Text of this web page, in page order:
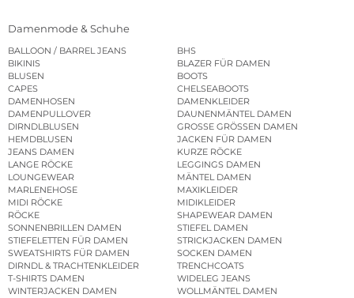
Damenmode & Schuhe
BALLOON / BARREL JEANS
BHS
BIKINIS
BLAZER FÜR DAMEN
BLUSEN
BOOTS
CAPES
CHELSEABOOTS
DAMENHOSEN
DAMENKLEIDER
DAMENPULLOVER
DAUNENMÄNTEL DAMEN
DIRNDLBLUSEN
GROSSE GRÖSSEN DAMEN
HEMDBLUSEN
JACKEN FÜR DAMEN
JEANS DAMEN
KURZE RÖCKE
LANGE RÖCKE
LEGGINGS DAMEN
LOUNGEWEAR
MÄNTEL DAMEN
MARLENEHOSE
MAXIKLEIDER
MIDI RÖCKE
MIDIKLEIDER
RÖCKE
SHAPEWEAR DAMEN
SONNENBRILLEN DAMEN
STIEFEL DAMEN
STIEFELETTEN FÜR DAMEN
STRICKJACKEN DAMEN
SWEATSHIRTS FÜR DAMEN
SOCKEN DAMEN
DIRNDL & TRACHTENKLEIDER
TRENCHCOATS
T-SHIRTS DAMEN
WIDELEG JEANS
WINTERJACKEN DAMEN
WOLLMÄNTEL DAMEN